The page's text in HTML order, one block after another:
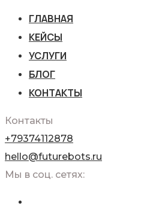
ГЛАВНАЯ
КЕЙСЫ
УСЛУГИ
БЛОГ
КОНТАКТЫ
Контакты
+79374112878
hello@futurebots.ru
Мы в соц. сетях: